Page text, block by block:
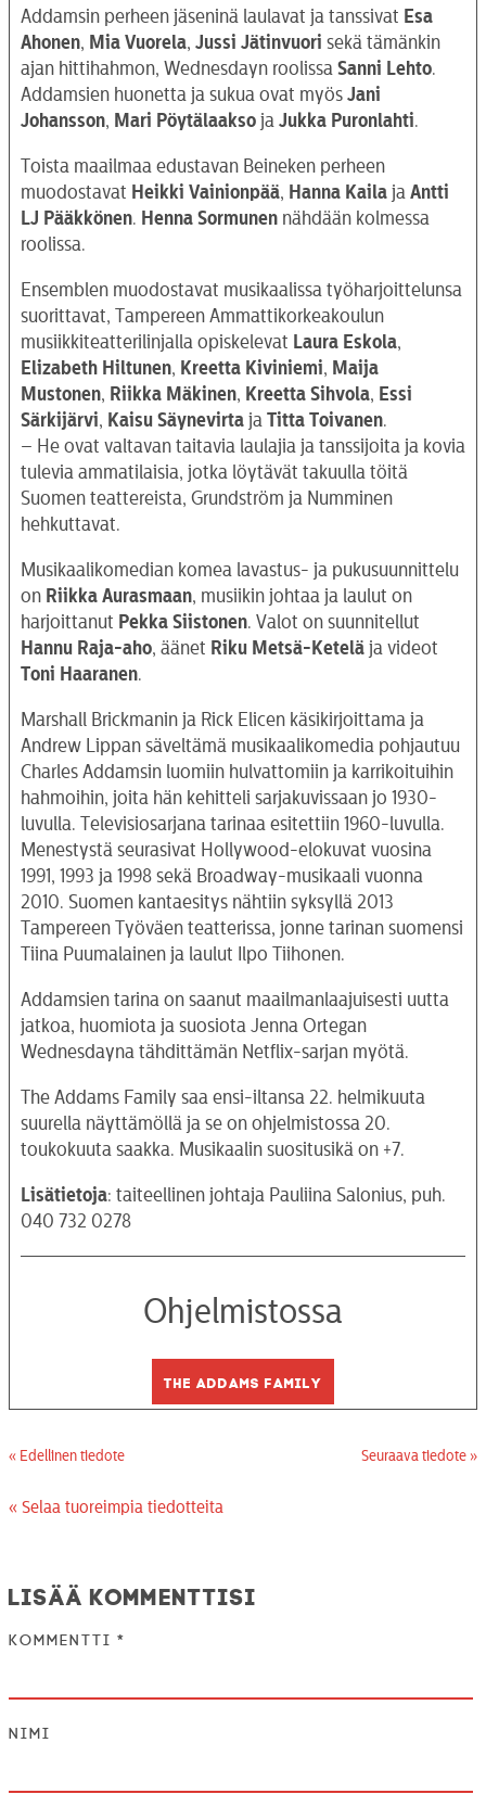
Addamsin perheen jäseninä laulavat ja tanssivat Esa
Ahonen, Mia Vuorela, Jussi Jätinvuori sekä tämänkin
ajan hittihahmon, Wednesdayn roolissa Sanni Lehto.
Addamsien huonetta ja sukua ovat myös Jani
Johansson, Mari Pöytälaakso ja Jukka Puronlahti.
Toista maailmaa edustavan Beineken perheen
muodostavat Heikki Vainionpää, Hanna Kaila ja Antti
LJ Pääkkönen. Henna Sormunen nähdään kolmessa
roolissa.
Ensemblen muodostavat musikaalissa työharjoittelunsa
suorittavat, Tampereen Ammattikorkeakoulun
musiikkiteatterilinjalla opiskelevat Laura Eskola,
Elizabeth Hiltunen, Kreetta Kiviniemi, Maija
Mustonen, Riikka Mäkinen, Kreetta Sihvola, Essi
Särkijärvi, Kaisu Säynevirta ja Titta Toivanen.
– He ovat valtavan taitavia laulajia ja tanssijoita ja kovia
tulevia ammatilaisia, jotka löytävät takuulla töitä
Suomen teattereista, Grundström ja Numminen
hehkuttavat.
Musikaalikomedian komea lavastus- ja pukusuunnittelu
on Riikka Aurasmaan, musiikin johtaa ja laulut on
harjoittanut Pekka Siistonen. Valot on suunnitellut
Hannu Raja-aho, äänet Riku Metsä-Ketelä ja videot
Toni Haaranen.
Marshall Brickmanin ja Rick Elicen käsikirjoittama ja
Andrew Lippan säveltämä musikaalikomedia pohjautuu
Charles Addamsin luomiin hulvattomiin ja karrikoituihin
hahmoihin, joita hän kehitteli sarjakuvissaan jo 1930-
luvulla. Televisiosarjana tarinaa esitettiin 1960-luvulla.
Menestystä seurasivat Hollywood-elokuvat vuosina
1991, 1993 ja 1998 sekä Broadway-musikaali vuonna
2010. Suomen kantaesitys nähtiin syksyllä 2013
Tampereen Työväen teatterissa, jonne tarinan suomensi
Tiina Puumalainen ja laulut Ilpo Tiihonen.
Addamsien tarina on saanut maailmanlaajuisesti uutta
jatkoa, huomiota ja suosiota Jenna Ortegan
Wednesdayna tähdittämän Netflix-sarjan myötä.
The Addams Family saa ensi-iltansa 22. helmikuuta
suurella näyttämöllä ja se on ohjelmistossa 20.
toukokuuta saakka. Musikaalin suositusikä on +7.
Lisätietoja: taiteellinen johtaja Pauliina Salonius, puh.
040 732 0278
Ohjelmistossa
The Addams Family
« Edellinen tiedote Seuraava tiedote »
« Selaa tuoreimpia tiedotteita
Lisää kommenttisi
Kommentti *
Nimi